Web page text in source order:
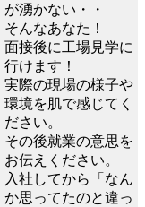
が湧かない・・
そんなあなた！
面接後に工場見学に
行けます！
実際の現場の様子や
環境を肌で感じてく
ださい。
その後就業の意思を
お伝えください。
入社してから「なん
か思ってたのと違っ